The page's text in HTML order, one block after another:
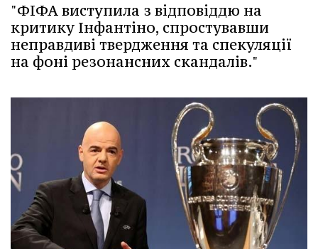
"ФІФА виступила з відповіддю на
критику Інфантіно, спростувавши
неправдиві твердження та спекуляції
на фоні резонансних скандалів."